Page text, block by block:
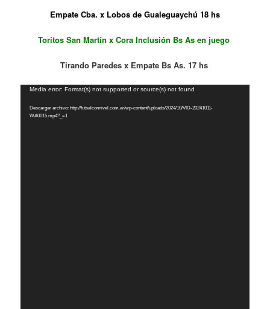
Empate Cba. x Lobos de Gualeguaychú 18 hs
Toritos San Martín x Cora Inclusión Bs As en juego
Tirando Paredes x Empate Bs As. 17 hs
Reproductor
vídeo
Media error: Format(s) not supported or source(s) not found
Descargar archivo: http://futsalconnivel.com.ar/wp-content/uploads/2024/10/VID-20241011-
WA0015.mp4?_=1